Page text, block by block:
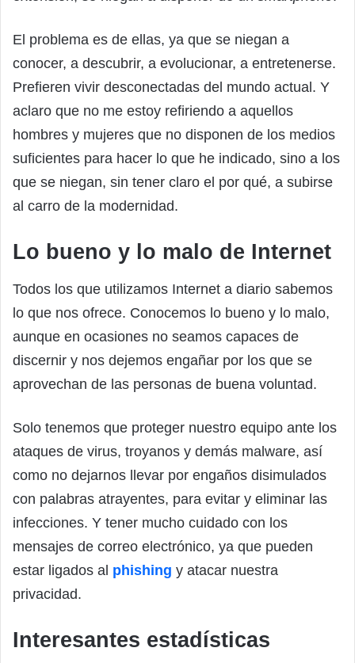
El problema es de ellas, ya que se niegan a
conocer, a descubrir, a evolucionar, a entretenerse.
Prefieren vivir desconectadas del mundo actual. Y
aclaro que no me estoy refiriendo a aquellos
hombres y mujeres que no disponen de los medios
suficientes para hacer lo que he indicado, sino a los
que se niegan, sin tener claro el por qué, a subirse
al carro de la modernidad.
Lo bueno y lo malo de Internet
Todos los que utilizamos Internet a diario sabemos
lo que nos ofrece. Conocemos lo bueno y lo malo,
aunque en ocasiones no seamos capaces de
discernir y nos dejemos engañar por los que se
aprovechan de las personas de buena voluntad.
Solo tenemos que proteger nuestro equipo ante los
ataques de virus, troyanos y demás malware, así
como no dejarnos llevar por engaños disimulados
con palabras atrayentes, para evitar y eliminar las
infecciones. Y tener mucho cuidado con los
mensajes de correo electrónico, ya que pueden
estar ligados al phishing y atacar nuestra
privacidad.
Interesantes estadísticas